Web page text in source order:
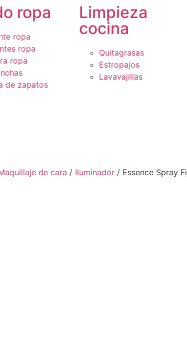
ropa
ropa
ropa
ropa
de zapatos
Limpieza
cocina
Quitagrasas
Estropajos
Lavavajillas
de cara / Iluminador / Essence Spray